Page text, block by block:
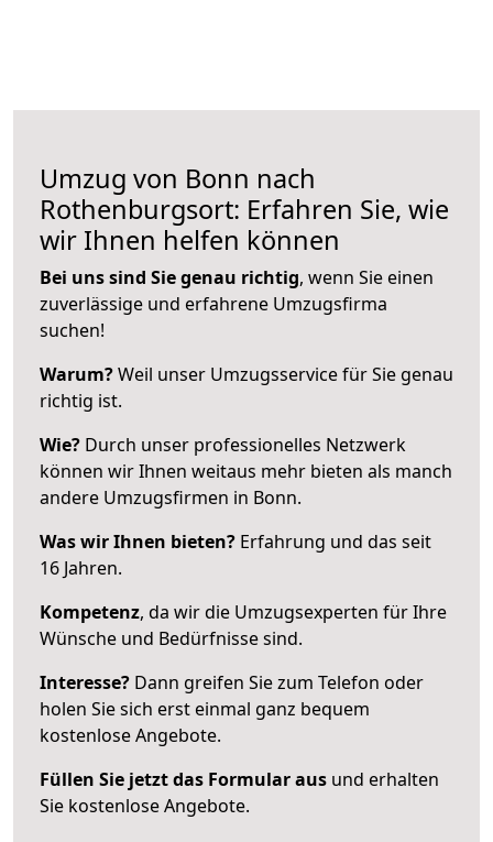
Umzug von Bonn nach
Rothenburgsort: Erfahren Sie, wie
wir Ihnen helfen können
Bei uns sind Sie genau richtig, wenn Sie einen
zuverlässige und erfahrene Umzugsfirma
suchen!
Warum?Weil unser Umzugsservice für Sie genau
richtig ist.
Wie? Durch unser professionelles Netzwerk
können wir Ihnen weitaus mehr bieten als manch
andere Umzugsfirmen in Bonn.
Was wir Ihnen bieten? Erfahrung und das seit
16 Jahren.
Kompetenz, da wir die Umzugsexperten für Ihre
Wünsche und Bedürfnisse sind.
Interesse? Dann greifen Sie zum Telefon oder
holen Sie sich erst einmal ganz bequem
kostenlose Angebote.
Füllen Sie jetzt das Formular aus und erhalten
Sie kostenlose Angebote.